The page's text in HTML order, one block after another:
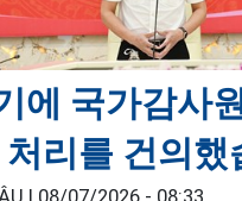
에 국가감사
처리를 건의했